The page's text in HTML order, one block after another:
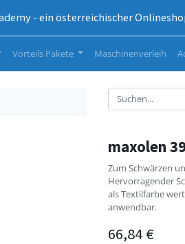
- ein österreichischer
Vorteils Pakete Maschinenverleih
maxolen
Zum Schwärzen
Hervorragender
als Textilfarbe
anwendbar.
66,84 €